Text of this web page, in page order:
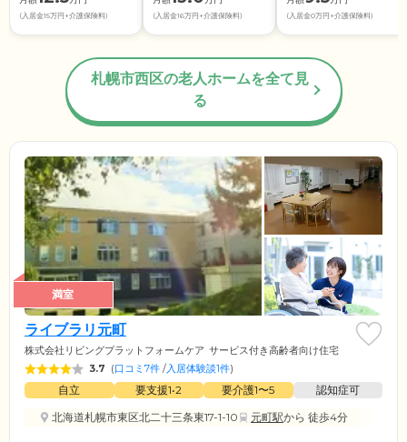
(入居金15万円+介護保険料) (入居金16万円+介護保険料) (入居金0万円+介護保険料)
札幌市西区の老人ホームを全て見
る
満室
ライブラリ元町
株式会社リビングプラットフォームケア サービス付き高齢者向け住宅
3.7 (口コミ7件 /入居体験談1件)
自立 要支援1•2 要介護1〜5
認知症可
北海道札幌市東区北二十三条東17-1-10
元町駅から 徒歩4分